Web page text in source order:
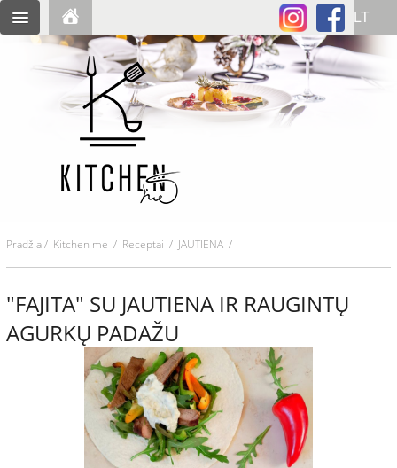
Pradžia/ Kitchen me / Receptai / JAUTIENA /
"FAJITA" SU JAUTIENA IR RAUGINTŲ
AGURKŲ PADAŽU